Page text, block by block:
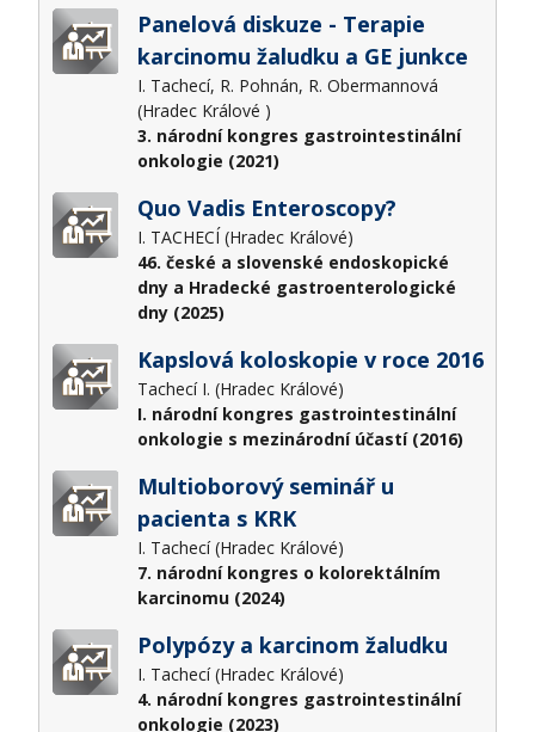
Panelová diskuze - Terapie
karcinomu žaludku a GE junkce
I. Tachecí, R. Pohnán, R. Obermannová
(Hradec Králové )
3. národní kongres gastrointestinální
onkologie (2021)
Quo Vadis Enteroscopy?
I. TACHECÍ (Hradec Králové)
46. české a slovenské endoskopické
dny a Hradecké gastroenterologické
dny (2025)
Kapslová koloskopie v roce 2016
Tachecí I. (Hradec Králové)
I. národní kongres gastrointestinální
onkologie s mezinárodní účastí (2016)
Multioborový seminář u
pacienta s KRK
I. Tachecí (Hradec Králové)
7. národní kongres o kolorektálním
karcinomu (2024)
Polypózy a karcinom žaludku
I. Tachecí (Hradec Králové)
4. národní kongres gastrointestinální
onkologie (2023)